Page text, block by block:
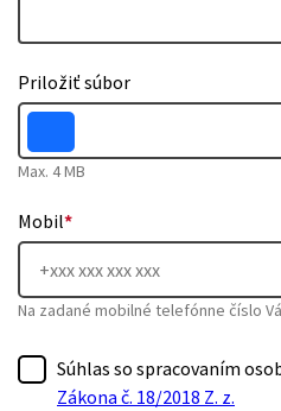
Priložiť súbor
Max. 4 MB
Mobil*
Na zadané mobilné telefónne číslo
Súhlas so spracovaním
Zákona č. 18/2018 Z. z.